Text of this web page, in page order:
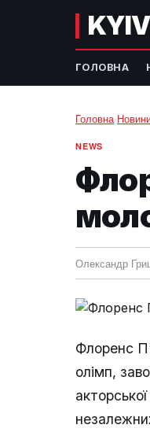
ГОЛОВНА
Головна›
NEWS
Олександр
Флоренс
олімп,